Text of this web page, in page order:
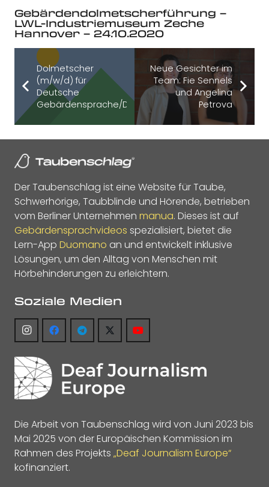
Gebärdendolmetscherführung –
LWL-Industriemuseum Zeche
Hannover – 24.10.2020
Dolmetscher
(m/w/d) für
Deutsche
Gebärdensprache/Deutsch
Neue Gesichter im
Team: Fie Sennels
und Angelina
Petrova
Der Taubenschlag ist eine Website für Taube,
Schwerhörige, Taubblinde und Hörende, betrieben
vom Berliner Unternehmen manua. Dieses ist auf
Gebärdensprachvideos spezialisiert, bietet die
Lern-App Duomano an und entwickelt inklusive
Lösungen, um den Alltag von Menschen mit
Hörbehinderungen zu erleichtern.
Soziale Medien
Die Arbeit von Taubenschlag wird von Juni 2023 bis
Mai 2025 von der Europäischen Kommission im
Rahmen des Projekts „Deaf Journalism Europe“
kofinanziert.